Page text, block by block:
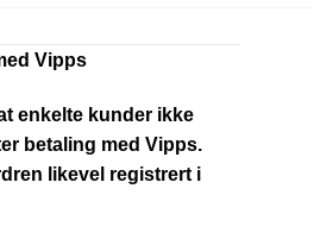
Vipps
enkelte kunder ikke
betaling med Vipps.
likevel registrert i